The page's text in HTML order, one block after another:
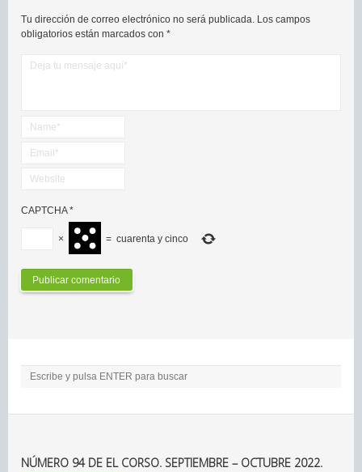
Tu dirección de correo electrónico no será publicada. Los campos
obligatorios están marcados con *
CAPTCHA*
× = cuarenta y cinco
NÚMERO 94 DE EL CORSO. SEPTIEMBRE – OCTUBRE 2022.